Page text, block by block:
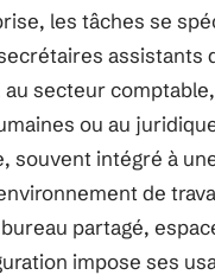
les tâches se
assistants
au secteur
ou au
souvent intégré à
de
partagé,
impose ses